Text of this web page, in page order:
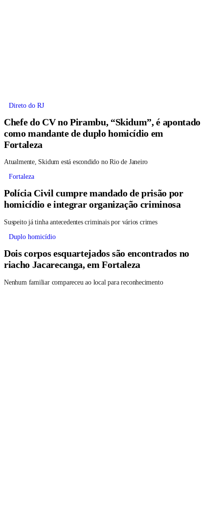
Direto do RJ
Chefe do CV no Pirambu, “Skidum”, é apontado
como mandante de duplo homicídio em
Fortaleza
Atualmente, Skidum está escondido no Rio de Janeiro
Fortaleza
Polícia Civil cumpre mandado de prisão por
homicídio e integrar organização criminosa
Suspeito já tinha antecedentes criminais por vários crimes
Duplo homicídio
Dois corpos esquartejados são encontrados no
riacho Jacarecanga, em Fortaleza
Nenhum familiar compareceu ao local para reconhecimento